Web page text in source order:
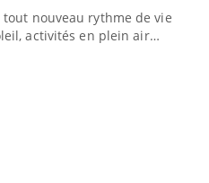
nouveau rythme de vie !
activités en plein air…